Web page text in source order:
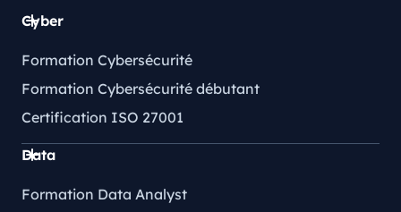
Cyber
Formation Cybersécurité
Formation Cybersécurité débutant
Certification ISO 27001
Data
Formation Data Analyst